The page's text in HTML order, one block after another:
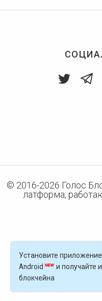
© 2016-2026 Голос
латформа,
Установите
Android
и получайте
блокчейна